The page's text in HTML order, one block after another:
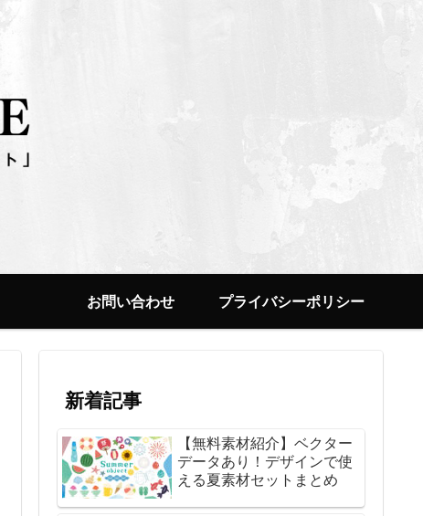
お問い合わせ プライバシーポリシー
新着記事
【無料素材紹介】ベクター
データあり！デザインで使
える夏素材セットまとめ